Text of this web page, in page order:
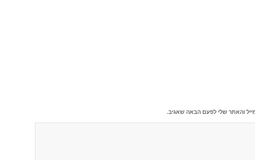
והאתר שלי לפעם הבאה שאגיב.